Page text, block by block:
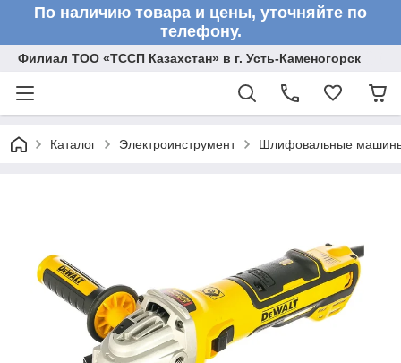
По наличию товара и цены, уточняйте по
телефону.
Филиал ТОО «ТССП Казахстан» в г. Усть-Каменогорск
Каталог Электроинструмент Шлифовальные